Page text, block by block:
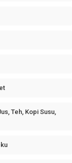
Teh, Kopi Susu,